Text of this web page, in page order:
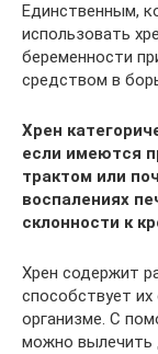
Единственным,
использовать
беременности
средством в
Хрен
если имеются
трактом или
воспалениях
склонности к
Хрен содержит
способствует их
организме. С
можно вылечить